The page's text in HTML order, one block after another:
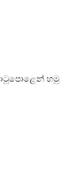
හමු